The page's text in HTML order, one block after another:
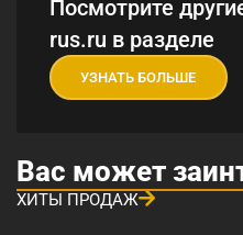
Посмотрите
rus.ru в разделе
УЗНАТЬ БОЛЬШЕ
Вас может
ХИТЫ ПРОДАЖ